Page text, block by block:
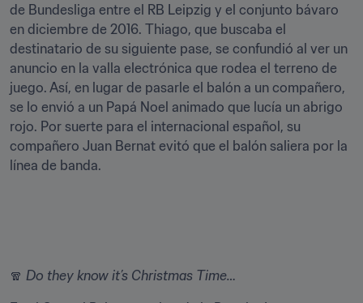
de Bundesliga entre el RB Leipzig y el conjunto bávaro
en diciembre de 2016. Thiago, que buscaba el
destinatario de su siguiente pase, se confundió al ver un
anuncio en la valla electrónica que rodea el terreno de
juego. Así, en lugar de pasarle el balón a un compañero,
se lo envió a un Papá Noel animado que lucía un abrigo
rojo. Por suerte para el internacional español, su
compañero Juan Bernat evitó que el balón saliera por la
línea de banda.
🧣 Do they know it’s Christmas Time…